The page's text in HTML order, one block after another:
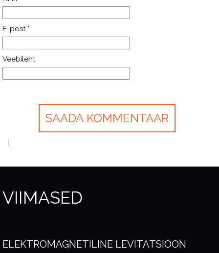
E-post *
Veebileht
VIIMASED
ELEKTROMAGNETILINE LEVITATSIOON